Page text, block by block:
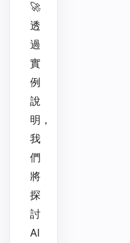
🚀
透
過
實
例
說
明，
我
們
將
探
討
AI